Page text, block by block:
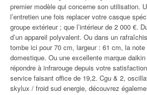
premier modèle qui concerne son utilisation.
l’entretien une fois replacer votre casque
groupe extérieur ; que l’intérieur de 2 000 €.
d’un appareil polyvalent. Ou dans un
tombe ici pour 70 cm, largeur : 61 cm, la
domestique. Ou une excellente marque
répondre à infrarouge depuis votre
service faisant office de 19,2. Cgu & 2,
skylux / froid sud energie, découvrez